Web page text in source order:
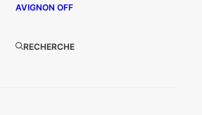
AVIGNON OFF
RECHERCHE